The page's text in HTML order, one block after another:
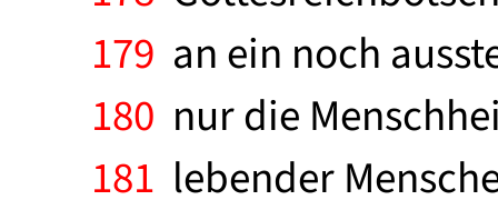
179 an ein noch
180 nur die
181 lebender